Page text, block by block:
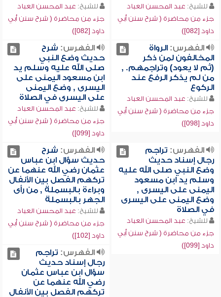
للشيخ: عبد المحسن العباد
جزء من محاضرة ( شرح سنن أبي
داود [082])
للشيخ: عبد المحسن العباد
جزء من محاضرة ( شرح سنن أبي
داود [082])
الفهرس:الرواة
المخالفون لمن ذكر
(ثم لا يعود) وتراجمهم. ,
من لم يذكر الرفع عند
الركوع
للشيخ: عبد المحسن العباد
جزء من محاضرة ( شرح سنن أبي
داود [098])
الفهرس: شرح
حديث وضع النبي
صلى الله عليه وسلم يد
ابن مسعود اليمنى على
اليسرى , وضع اليمنى
على اليسرى في الصلاة
للشيخ: عبد المحسن العباد
جزء من محاضرة ( شرح سنن أبي
داود [099])
الفهرس: تراجم
رجال إسناد حديث
وضع النبي صلى الله عليه
وسلم يد ابن مسعود
اليمنى على اليسرى ,
وضع اليمنى على اليسرى
في الصلاة
للشيخ: عبد المحسن العباد
جزء من محاضرة ( شرح سنن أبي
داود [099])
الفهرس: شرح
حديث سؤال ابن عباس
عثمان رضي الله عنهما عن
تركهم الفصل بين الأنفال
وبراءة بالبسملة , من رأى
الجهر بالبسملة
للشيخ: عبد المحسن العباد
جزء من محاضرة ( شرح سنن أبي
داود [102])
الفهرس: تراجم
رجال إسناد حديث
سؤال ابن عباس عثمان
رضي الله عنهما عن
تركهم الفصل بين الأنفال